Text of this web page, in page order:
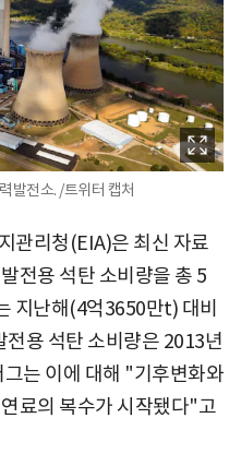
발전소. /트위터 캡처
관리청(EIA)은 최신 자료
전용 석탄 소비량을 총 5
지난해(4억3650만t) 대비
용 석탄 소비량은 2013년
는 이에 대해 "기후변화와
료의 복수가 시작됐다"고